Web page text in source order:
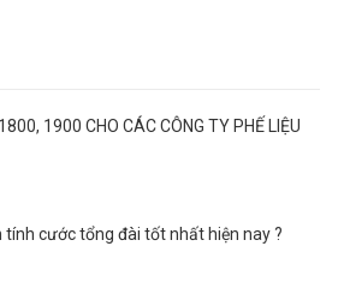
1900 CHO CÁC CÔNG TY PHẾ LIỆU
tính cước tổng đài tốt nhất hiện nay ?